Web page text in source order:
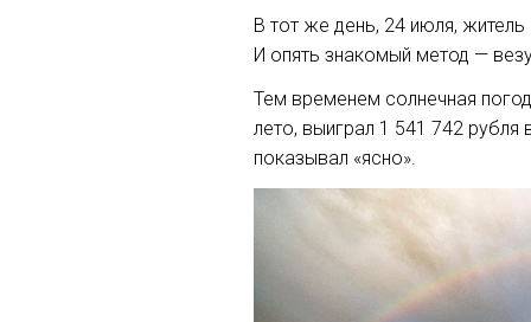
В тот же день, 24 июля,
И опять знакомый метод —
Тем временем солнечная
лето, выиграл 1 541 742
показывал «ясно».